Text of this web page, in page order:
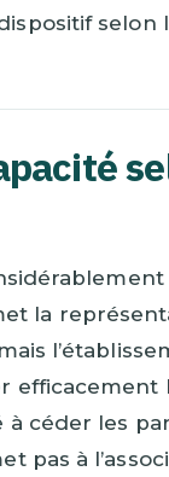
selon
la
à céder les
pas à